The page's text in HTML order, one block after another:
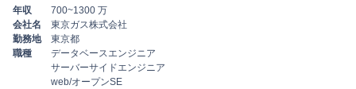
年収
700~1300 万
会社名
東京ガス株式会社
勤務地
東京都
職種
データベースエンジニア
サーバーサイドエンジニア
web/オープンSE